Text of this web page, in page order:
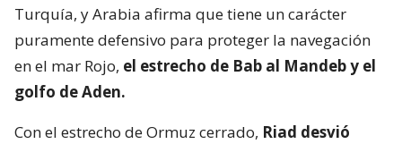
Turquía, y Arabia afirma que tiene un carácter
puramente defensivo para proteger la navegación
en el mar Rojo, el estrecho de Bab al Mandeb y el
golfo de Aden.
Con el estrecho de Ormuz cerrado, Riad desvió